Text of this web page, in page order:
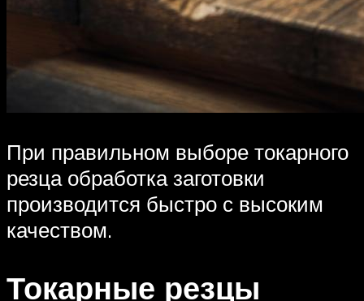
При правильном выборе токарного
резца обработка заготовки
производится быстро с высоким
качеством.
Токарные резцы